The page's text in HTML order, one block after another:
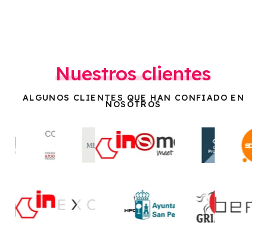
Nuestros clientes
ALGUNOS CLIENTES QUE HAN CONFIADO EN
NOSOTROS